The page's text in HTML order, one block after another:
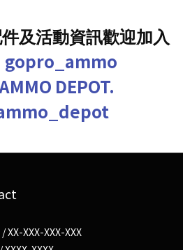
及活動資訊歡迎加入
gopro_ammo
AMMO DEPOT.
XX-XXX-XXX-XXX